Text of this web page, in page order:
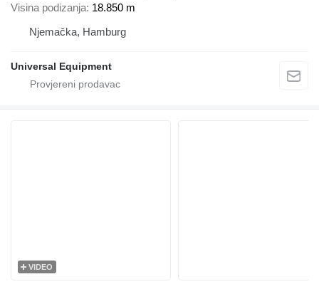
Visina podizanja 18.850 m
Njemačka, Hamburg
Universal Equipment
VIDEO